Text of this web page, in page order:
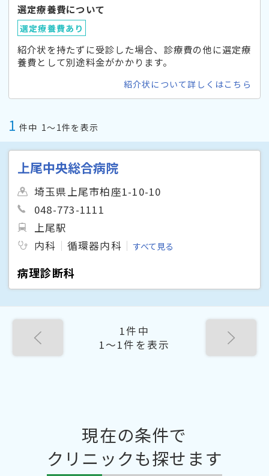
選定療養費について
選定療養費あり
紹介状を持たずに受診した場合、診療費の他に選定療
養費として別途料金がかかります。
紹介状について詳しくはこちら
1 件中 1〜1件を表示
上尾中央総合病院
埼玉県上尾市柏座1-10-10
048-773-1111
上尾駅
内科
循環器内科 すべて見る
病理診断科
1件中
1〜1件を表示
現在の条件で
クリニックも探せます